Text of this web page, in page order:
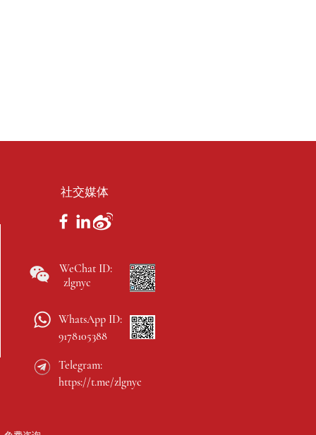
社交媒体
WeChat ID:
zlgnyc
WhatsApp ID:
9178105388
Telegram:
https://t.me/zlgnyc